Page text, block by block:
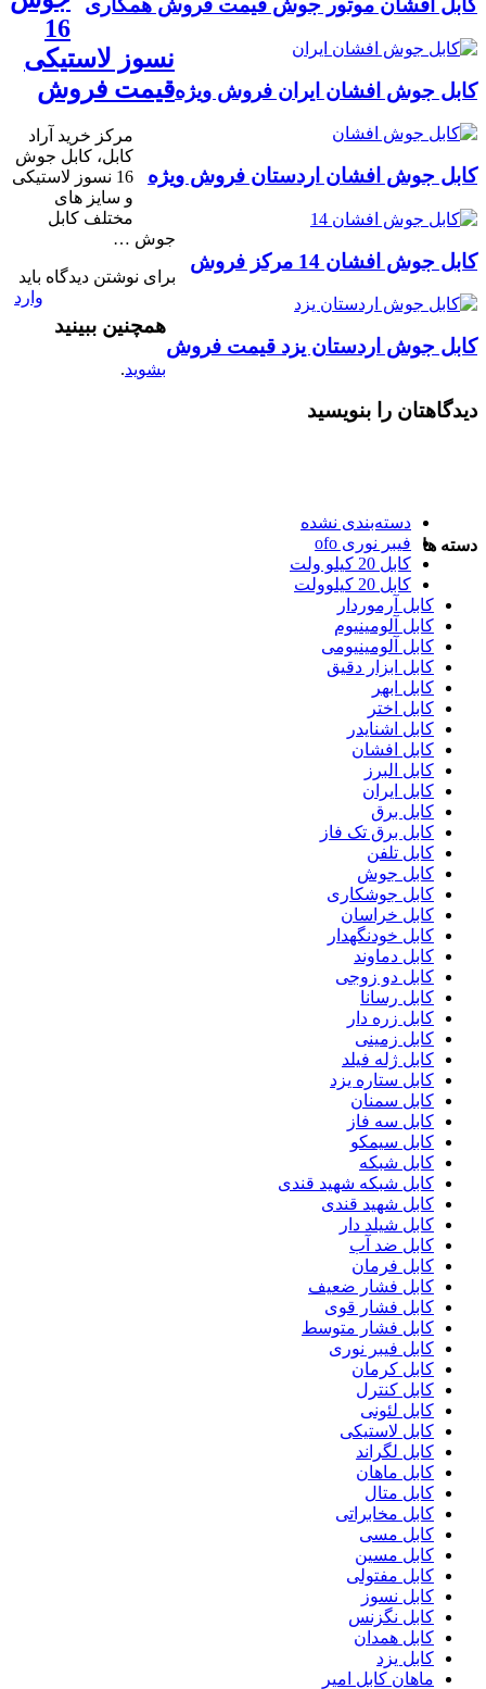
کابل افشان موتور جوش قیمت فروش همکاری
کابل جوش افشان ایران فروش ویژه
کابل جوش افشان اردستان فروش ویژه
کابل جوش افشان 14 مرکز فروش
کابل جوش اردستان یزد قیمت فروش
همچنین ببینید
16
نسوز لاستیکی
قیمت فروش
مرکز خرید آراد
کابل، کابل جوش
16 نسوز لاستیکی
و سایز های
مختلف کابل
جوش …
دیدگاهتان را بنویسید
برای نوشتن دیدگاه باید
وارد
بشوید.
دسته ها
دسته‌بندی نشده
فیبر نوری ofo
کابل 20 کیلو ولت
کابل 20 کیلوولت
کابل آرموردار
کابل آلومینیوم
کابل آلومینیومی
کابل ابزار دقیق
کابل ابهر
کابل اختر
کابل اشنایدر
کابل افشان
کابل البرز
کابل ایران
کابل برق
کابل برق تک فاز
کابل تلفن
کابل جوش
کابل جوشکاری
کابل خراسان
کابل خودنگهدار
کابل دماوند
کابل دو زوجی
کابل رسانا
کابل زره دار
کابل زمینی
کابل ژله فیلد
کابل ستاره یزد
کابل سمنان
کابل سه فاز
کابل سیمکو
کابل شبکه
کابل شبکه شهید قندی
کابل شهید قندی
کابل شیلد دار
کابل ضد آب
کابل فرمان
کابل فشار ضعیف
کابل فشار قوی
کابل فشار متوسط
کابل فیبر نوری
کابل کرمان
کابل کنترل
کابل لئونی
کابل لاستیکی
کابل لگراند
کابل ماهان
کابل متال
کابل مخابراتی
کابل مسی
کابل مسین
کابل مفتولی
کابل نسوز
کابل نگزنس
کابل همدان
کابل یزد
ماهان کابل امیر